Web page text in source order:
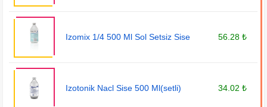
Izomix 1/4 500 Ml Sol Setsiz Sise 56.28 ₺
Izotonik Nacl Sise 500 Ml(setli) 34.02 ₺